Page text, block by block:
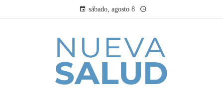
sábado, agosto 8